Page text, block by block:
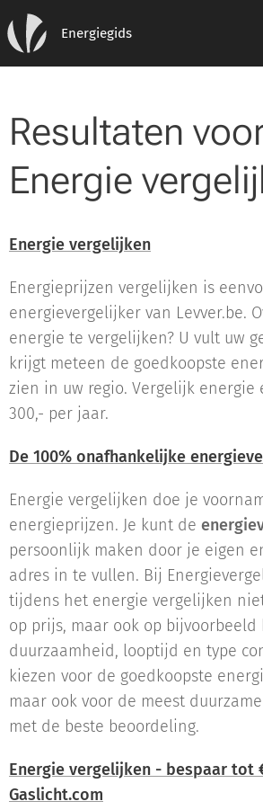
Energiegids
Resultaten
Energie
Energie vergelijken
Energieprijzen vergelijken is
energievergelijker van Levver.be.
energie te vergelijken? U vult uw
krijgt meteen de goedkoopste
zien in uw regio. Vergelijk energie
300,- per jaar.
De 100% onafhankelijke
Energie vergelijken doe je
energieprijzen. Je kunt de
persoonlijk maken door je eigen
adres in te vullen. Bij
tijdens het energie vergelijken
op prijs, maar ook op bijvoorbeeld
duurzaamheid, looptijd en type
kiezen voor de goedkoopste
maar ook voor de meest
met de beste beoordeling.
Energie vergelijken - bespaar tot
Gaslicht.com